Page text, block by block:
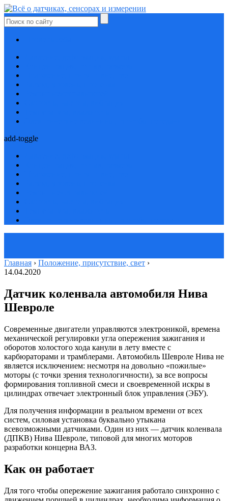
add-toggle
Главная › Положение, присутствие, свет ›
14.04.2020
Датчик коленвала автомобиля Нива
Шевроле
Современные двигатели управляются электроникой, времена
механической регулировки угла опережения зажигания и
оборотов холостого хода канули в лету вместе с
карбюраторами и трамблерами. Автомобиль Шевроле Нива не
является исключением: несмотря на довольно «пожилые»
моторы (с точки зрения технологичности), за все вопросы
формирования топливной смеси и своевременной искры в
цилиндрах отвечает электронный блок управления (ЭБУ).
Для получения информации в реальном времени от всех
систем, силовая установка буквально утыкана
всевозможными датчиками. Один из них — датчик коленвала
(ДПКВ) Нива Шевроле, типовой для многих моторов
разработки концерна ВАЗ.
Как он работает
Для того чтобы опережение зажигания работало синхронно с